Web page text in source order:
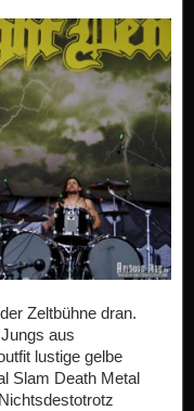
Zeltbühne dran.
aus
lustige gelbe
Slam Death Metal